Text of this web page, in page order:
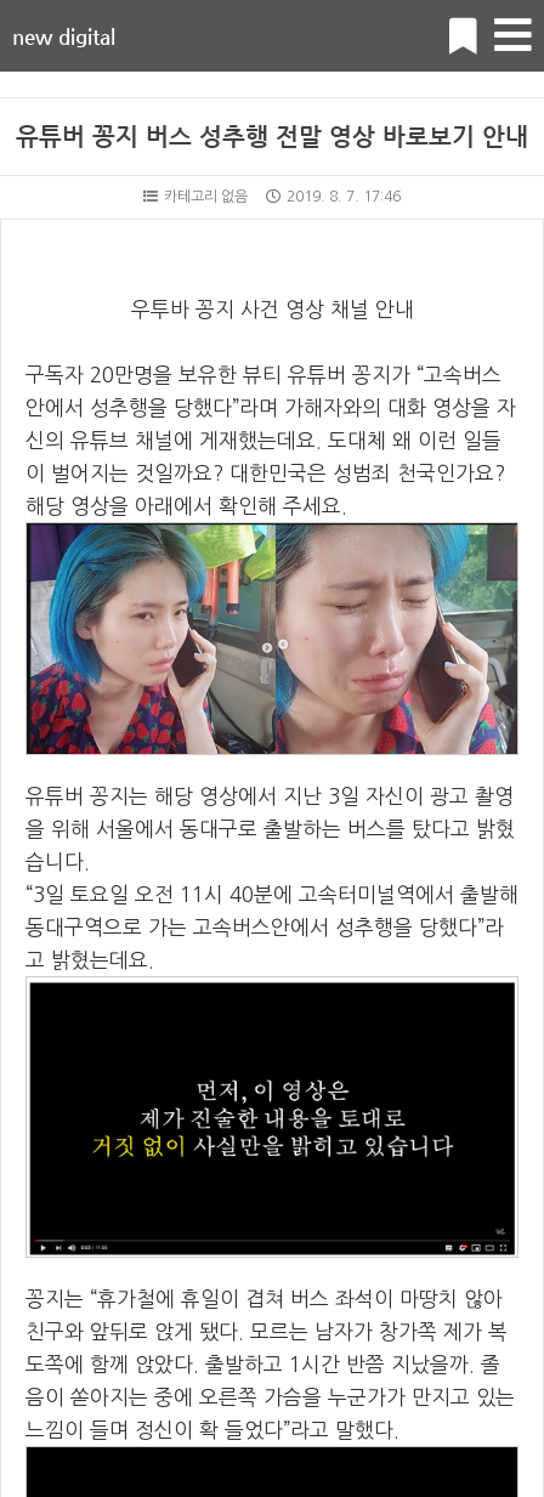
new digital
유튜버 꽁지 버스 성추행 전말 영상 바로보기 안내
카테고리 없음 2019. 8. 7. 17:46
우투바 꽁지 사건 영상 채널 안내
구독자 20만명을 보유한 뷰티 유튜버 꽁지가 “고속버스
안에서 성추행을 당했다”라며 가해자와의 대화 영상을 자
신의 유튜브 채널에 게재했는데요. 도대체 왜 이런 일들
이 벌어지는 것일까요? 대한민국은 성범죄 천국인가요?
해당 영상을 아래에서 확인해 주세요.
유튜버 꽁지는 해당 영상에서 지난 3일 자신이 광고 촬영
을 위해 서울에서 동대구로 출발하는 버스를 탔다고 밝혔
습니다.
“3일 토요일 오전 11시 40분에 고속터미널역에서 출발해
동대구역으로 가는 고속버스안에서 성추행을 당했다”라
고 밝혔는데요.
꽁지는 “휴가철에 휴일이 겹쳐 버스 좌석이 마땅치 않아
친구와 앞뒤로 앉게 됐다. 모르는 남자가 창가쪽 제가 복
도쪽에 함께 앉았다. 출발하고 1시간 반쯤 지났을까. 졸
음이 쏟아지는 중에 오른쪽 가슴을 누군가가 만지고 있는
느낌이 들며 정신이 확 들었다”라고 말했다.